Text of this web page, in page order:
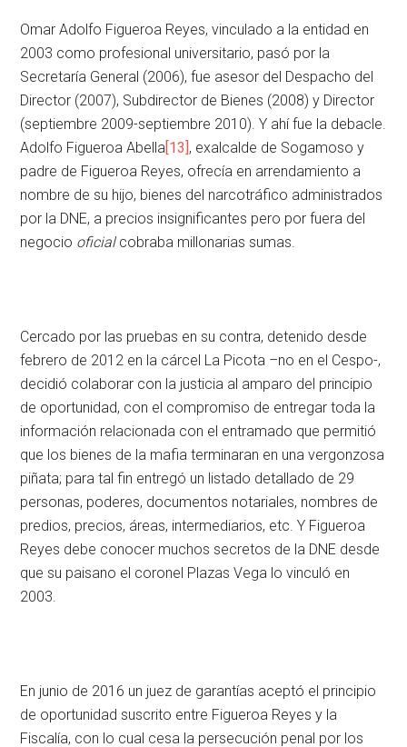
Omar Adolfo Figueroa Reyes, vinculado a la entidad en
2003 como profesional universitario, pasó por la
Secretaría General (2006), fue asesor del Despacho del
Director (2007), Subdirector de Bienes (2008) y Director
(septiembre 2009-septiembre 2010). Y ahí fue la debacle.
Adolfo Figueroa Abella[13], exalcalde de Sogamoso y
padre de Figueroa Reyes, ofrecía en arrendamiento a
nombre de su hijo, bienes del narcotráfico administrados
por la DNE, a precios insignificantes pero por fuera del
negocio oficialcobraba millonarias sumas.
Cercado por las pruebas en su contra, detenido desde
febrero de 2012 en la cárcel La Picota –no en el Cespo-,
decidió colaborar con la justicia al amparo del principio
de oportunidad, con el compromiso de entregar toda la
información relacionada con el entramado que permitió
que los bienes de la mafia terminaran en una vergonzosa
piñata; para tal fin entregó un listado detallado de 29
personas, poderes, documentos notariales, nombres de
predios, precios, áreas, intermediarios, etc. Y Figueroa
Reyes debe conocer muchos secretos de la DNE desde
que su paisano el coronel Plazas Vega lo vinculó en
2003.
En junio de 2016 un juez de garantías aceptó el principio
de oportunidad suscrito entre Figueroa Reyes y la
Fiscalía, con lo cual cesa la persecución penal por los